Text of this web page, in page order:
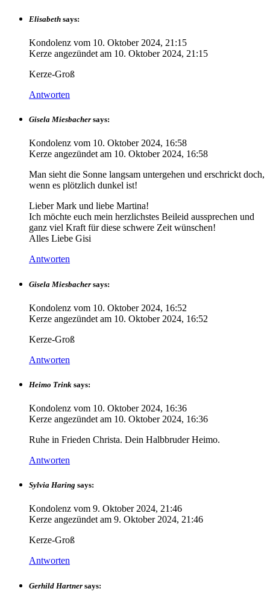
Elisabeth says:
Kondolenz vom 10. Oktober 2024, 21:15
Kerze angezündet am 10. Oktober 2024, 21:15
Kerze-Groß
Antworten
Gisela Miesbacher says:
Kondolenz vom 10. Oktober 2024, 16:58
Kerze angezündet am 10. Oktober 2024, 16:58
Man sieht die Sonne langsam untergehen und erschrickt doch,
wenn es plötzlich dunkel ist!
Lieber Mark und liebe Martina!
Ich möchte euch mein herzlichstes Beileid aussprechen und
ganz viel Kraft für diese schwere Zeit wünschen!
Alles Liebe Gisi
Antworten
Gisela Miesbacher says:
Kondolenz vom 10. Oktober 2024, 16:52
Kerze angezündet am 10. Oktober 2024, 16:52
Kerze-Groß
Antworten
Heimo Trink says:
Kondolenz vom 10. Oktober 2024, 16:36
Kerze angezündet am 10. Oktober 2024, 16:36
Ruhe in Frieden Christa. Dein Halbbruder Heimo.
Antworten
Sylvia Haring says:
Kondolenz vom 9. Oktober 2024, 21:46
Kerze angezündet am 9. Oktober 2024, 21:46
Kerze-Groß
Antworten
Gerhild Hartner says: